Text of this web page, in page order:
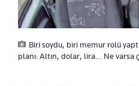
Biri soydu, biri memur rolü
planı: Altın, dolar, lira… Ne varsa